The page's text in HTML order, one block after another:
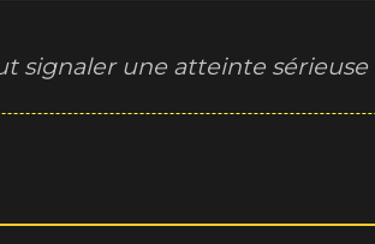
signaler une atteinte